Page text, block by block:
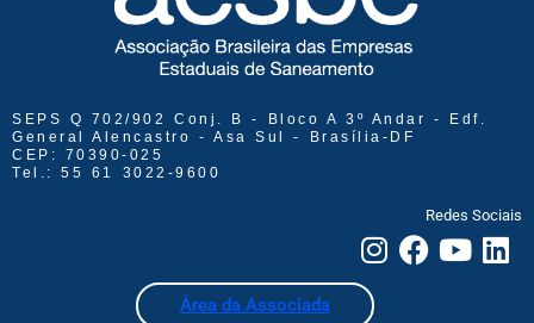
SEPS Q 702/902 Conj. B - Bloco A 3º Andar - Edf.
General Alencastro - Asa Sul - Brasília-DF
CEP: 70390-025
Tel.: 55 61 3022-9600
Redes Sociais
Área da Associada